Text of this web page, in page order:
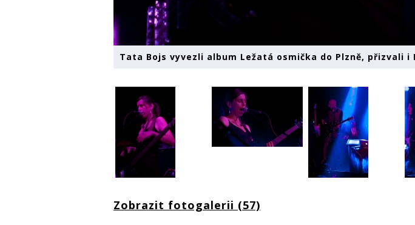
Tata Bojs vyvezli album Ležatá osmička do Plzně, přizvali i
Zobrazit fotogalerii (57)